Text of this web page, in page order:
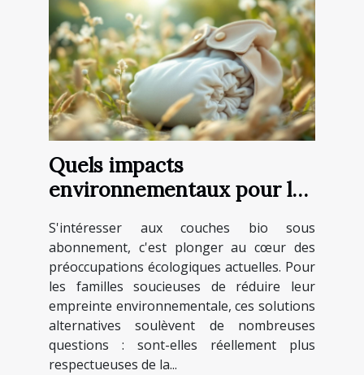
Quels impacts
environnementaux pour les
abonnement ?
S'intéresser aux couches bio sous
abonnement, c'est plonger au cœur des
préoccupations écologiques actuelles. Pour
les familles soucieuses de réduire leur
empreinte environnementale, ces solutions
alternatives soulèvent de nombreuses
questions : sont-elles réellement plus
respectueuses de la...